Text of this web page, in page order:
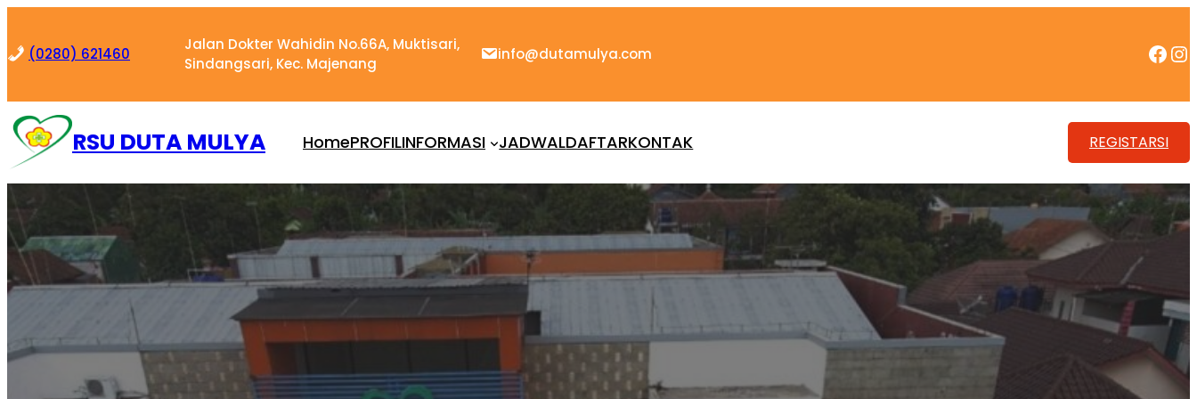
content
(0280) 621460
Jalan Dokter Wahidin No.66A, Muktisari,
Sindangsari, Kec. Majenang
info@dutamulya.com Facebook Instagram
RSU DUTA MULYA HomePROFILINFORMASI JADWALDAFTARKONTAK REGISTARSI